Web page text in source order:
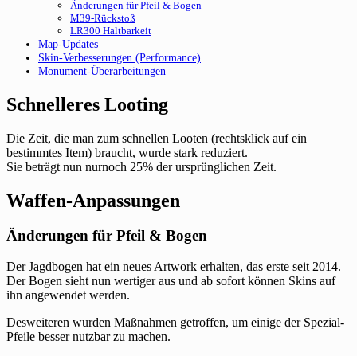
Änderungen für Pfeil & Bogen
M39-Rückstoß
LR300 Haltbarkeit
Map-Updates
Skin-Verbesserungen (Performance)
Monument-Überarbeitungen
Schnelleres Looting
Die Zeit, die man zum schnellen Looten (rechtsklick auf ein
bestimmtes Item) braucht, wurde stark reduziert.
Sie beträgt nun nurnoch 25% der ursprünglichen Zeit.
Waffen-Anpassungen
Änderungen für Pfeil & Bogen
Der Jagdbogen hat ein neues Artwork erhalten, das erste seit 2014.
Der Bogen sieht nun wertiger aus und ab sofort können Skins auf
ihn angewendet werden.
Desweiteren wurden Maßnahmen getroffen, um einige der Spezial-
Pfeile besser nutzbar zu machen.